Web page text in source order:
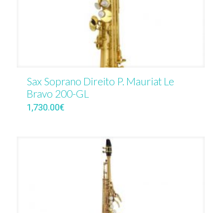
Sax Soprano Direito P. Mauriat Le
Bravo 200-GL
1,730.00€